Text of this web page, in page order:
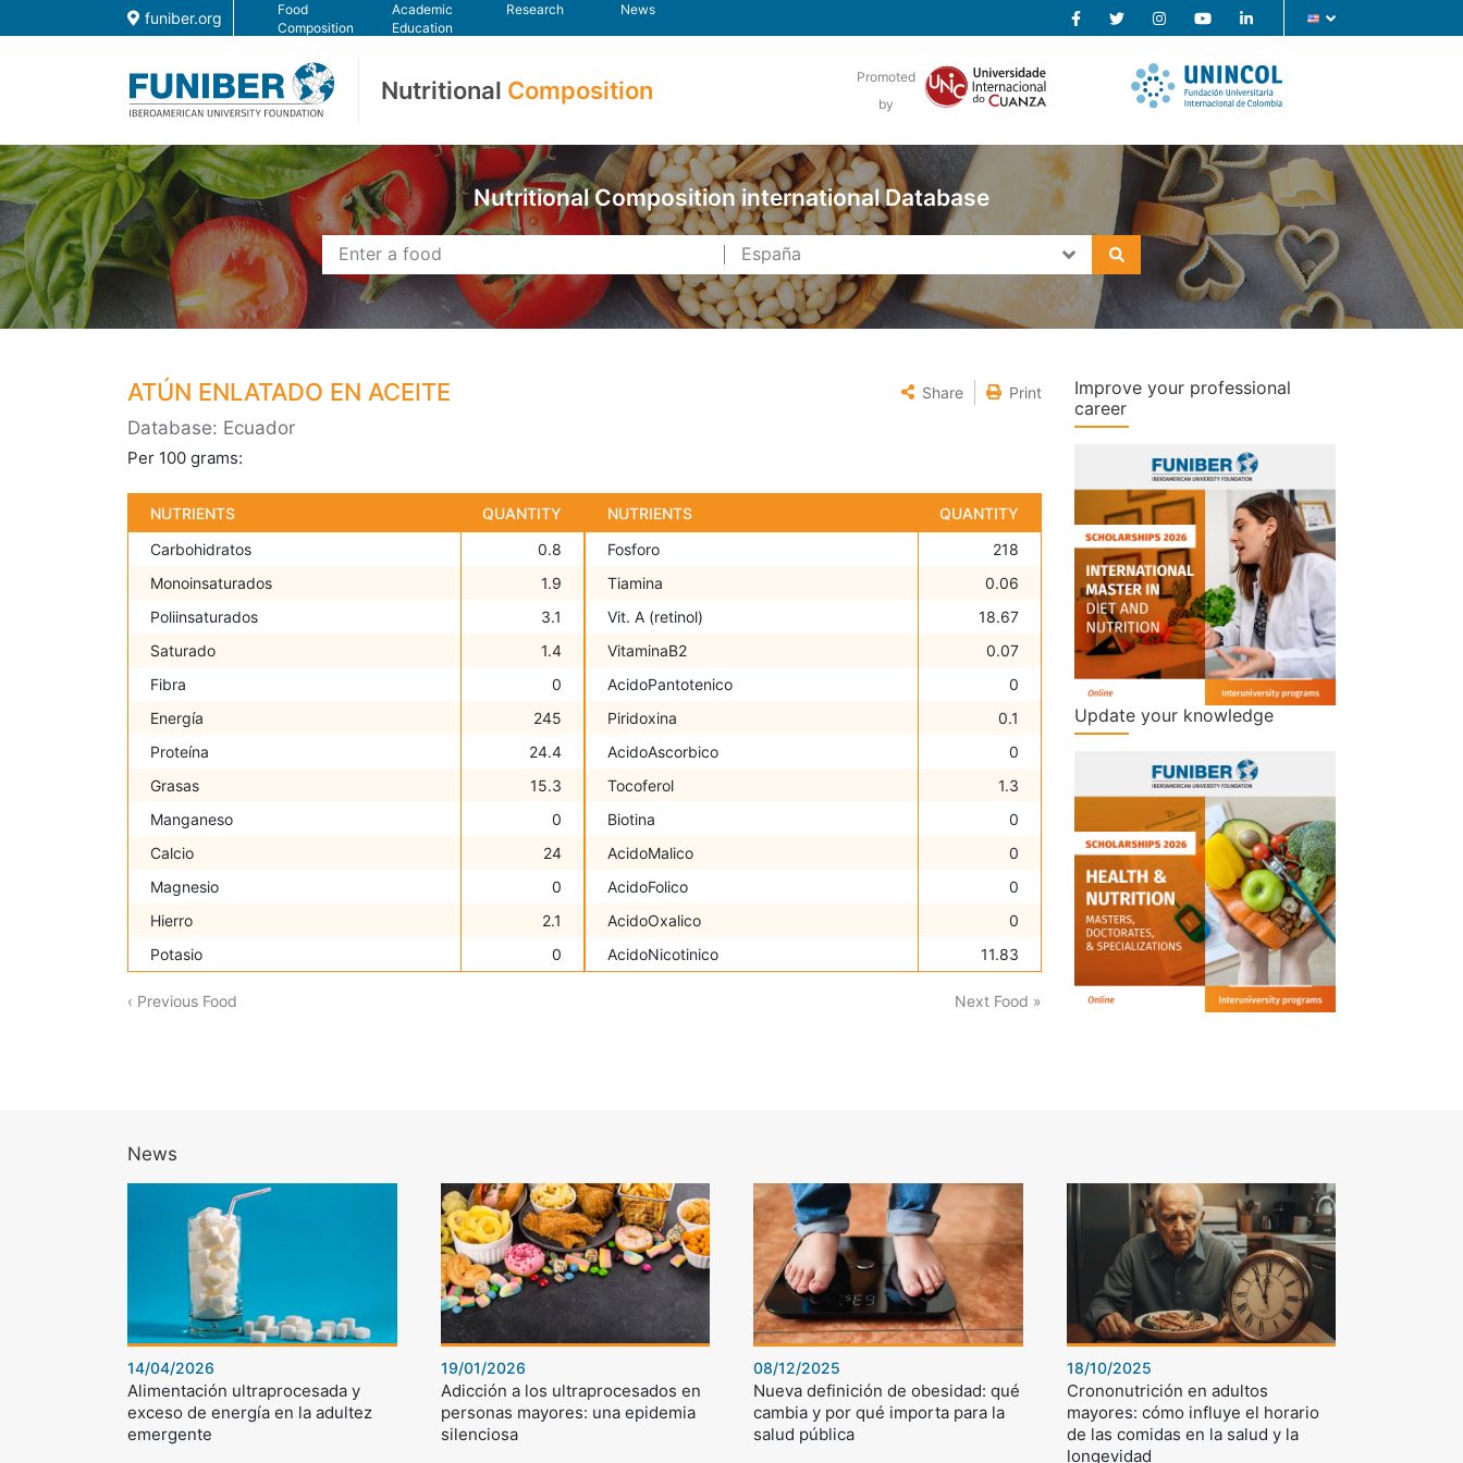
funiber.org
Food
Composition
Academic
Education
Research News
Nutritional Composition
Promoted
by
Nutritional Composition international Database
ATÚN ENLATADO EN ACEITE Share Print
Database: Ecuador
Per 100 grams:
NUTRIENTS
QUANTITY
Carbohidratos
0.8
Monoinsaturados
1.9
Poliinsaturados
3.1
Saturado
1.4
Fibra
0
Energía
245
Proteína
24.4
Grasas
15.3
Manganeso
0
Calcio
24
Magnesio
0
Hierro
2.1
Potasio
0
NUTRIENTS
QUANTITY
Fosforo
218
Tiamina
0.06
Vit. A (retinol)
18.67
VitaminaB2
0.07
AcidoPantotenico
0
Piridoxina
0.1
AcidoAscorbico
0
Tocoferol
1.3
Biotina
0
AcidoMalico
0
AcidoFolico
0
AcidoOxalico
0
AcidoNicotinico
11.83
‹ Previous Food Next Food »
Improve your professional
career
Update your knowledge
News
14/04/2026
Alimentación ultraprocesada y
exceso de energía en la adultez
emergente
19/01/2026
Adicción a los ultraprocesados en
personas mayores: una epidemia
silenciosa
08/12/2025
Nueva definición de obesidad: qué
cambia y por qué importa para la
salud pública
18/10/2025
Crononutrición en adultos
mayores: cómo influye el horario
de las comidas en la salud y la
longevidad